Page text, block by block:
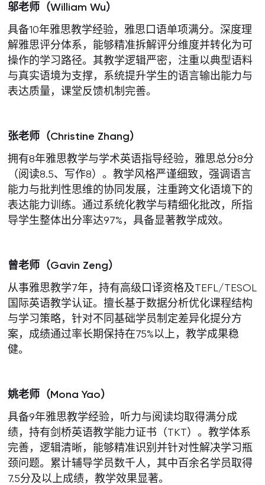
邬老师（William Wu）
具备10年雅思教学经验，雅思口语单项满分。深度理
解雅思评分体系，能够精准拆解评分维度并转化为可
操作的学习路径。其教学逻辑严密，注重以典型语料
与真实语境为支撑，系统提升学生的语言输出能力与
表达质量，课堂反馈机制完善。
张老师（Christine Zhang）
拥有8年雅思教学与学术英语指导经验，雅思总分8分
（阅读8.5、写作8）。教学风格严谨细致，强调语言
能力与批判性思维的协同发展，注重跨文化语境下的
表达能力训练。通过系统化教学与精细化批改，所指
导学生整体出分率达97%，具备显著教学成效。
曾老师（Gavin Zeng）
从事雅思教学7年，持有高级口译资格及TEFL/TESOL
国际英语教学认证。擅长基于数据分析优化课程结构
与学习策略，针对不同基础学员制定差异化提分方
案，成绩通过率长期保持在75%以上，教学成果稳
健。
姚老师（Mona Yao）
具备9年雅思教学经验，听力与阅读均取得满分成
绩，持有剑桥英语教学能力证书（TKT）。教学体系
完善，逻辑清晰，能够精准识别并针对性解决学习瓶
颈问题。累计辅导学员数千人，其中百余名学员取得
7.5分及以上成绩，教学效果显著。